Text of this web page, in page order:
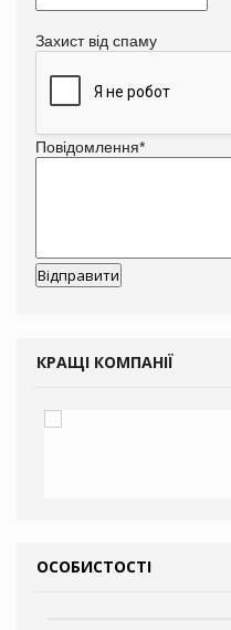
Захист від спаму
Повідомлення*
КРАЩІ КОМПАНІЇ
ОСОБИСТОСТІ